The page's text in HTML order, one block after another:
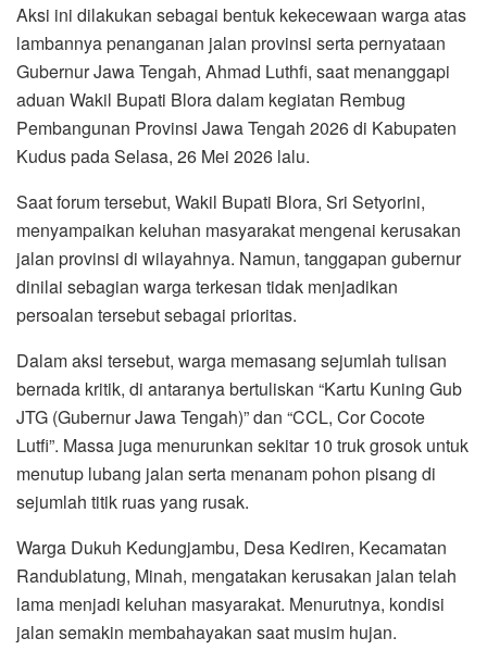
Aksi ini dilakukan sebagai bentuk kekecewaan warga atas
lambannya penanganan jalan provinsi serta pernyataan
Gubernur Jawa Tengah, Ahmad Luthfi, saat menanggapi
aduan Wakil Bupati Blora dalam kegiatan Rembug
Pembangunan Provinsi Jawa Tengah 2026 di Kabupaten
Kudus pada Selasa, 26 Mei 2026 lalu.
Saat forum tersebut, Wakil Bupati Blora, Sri Setyorini,
menyampaikan keluhan masyarakat mengenai kerusakan
jalan provinsi di wilayahnya. Namun, tanggapan gubernur
dinilai sebagian warga terkesan tidak menjadikan
persoalan tersebut sebagai prioritas.
Dalam aksi tersebut, warga memasang sejumlah tulisan
bernada kritik, di antaranya bertuliskan “Kartu Kuning Gub
JTG (Gubernur Jawa Tengah)” dan “CCL, Cor Cocote
Lutfi”. Massa juga menurunkan sekitar 10 truk grosok untuk
menutup lubang jalan serta menanam pohon pisang di
sejumlah titik ruas yang rusak.
Warga Dukuh Kedungjambu, Desa Kediren, Kecamatan
Randublatung, Minah, mengatakan kerusakan jalan telah
lama menjadi keluhan masyarakat. Menurutnya, kondisi
jalan semakin membahayakan saat musim hujan.